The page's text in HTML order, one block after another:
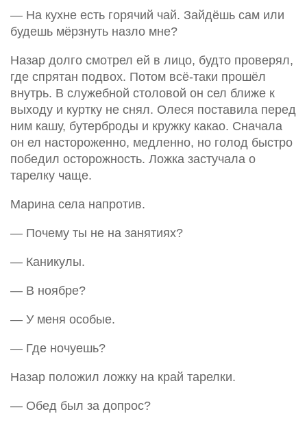
— На кухне есть горячий чай. Зайдёшь сам или
будешь мёрзнуть назло мне?
Назар долго смотрел ей в лицо, будто проверял,
где спрятан подвох. Потом всё-таки прошёл
внутрь. В служебной столовой он сел ближе к
выходу и куртку не снял. Олеся поставила перед
ним кашу, бутерброды и кружку какао. Сначала
он ел настороженно, медленно, но голод быстро
победил осторожность. Ложка застучала о
тарелку чаще.
Марина села напротив.
— Почему ты не на занятиях?
— Каникулы.
— В ноябре?
— У меня особые.
— Где ночуешь?
Назар положил ложку на край тарелки.
— Обед был за допрос?